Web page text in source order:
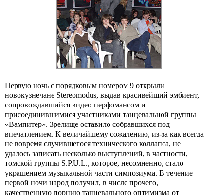
Первую ночь с порядковым номером 9 открыли
новокузнечане Stereomodus, выдав красивейший эмбиент,
сопровождавшийся видео-перфомансом и
присоединившимися участниками танцевальной группы
«Вампитер». Зрелище оставило собравшихся под
впечатлением. К величайшему сожалению, из-за как всегда
не вовремя случившегося технического коллапса, не
удалось записать несколько выступлений, в частности,
томской группы S.P.U.L., которое, несомненно, стало
украшением музыкальной части симпозиума. В течение
первой ночи народ получил, в числе прочего,
качественную порцию танцевального оптимизма от